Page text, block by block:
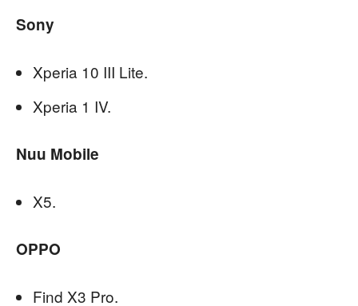
Sony
Xperia 10 III Lite.
Xperia 1 IV.
Nuu Mobile
X5.
OPPO
Find X3 Pro.